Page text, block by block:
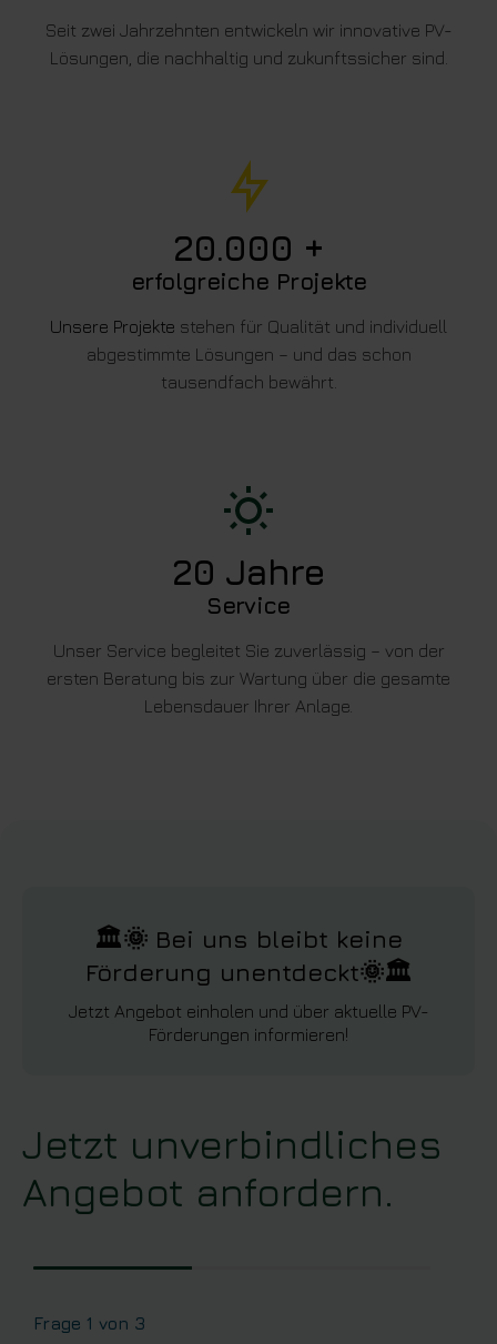
Seit zwei Jahrzehnten entwickeln wir innovative PV-
Lösungen, die nachhaltig und zukunftssicher sind.
20.000 +
erfolgreiche Projekte
Unsere Projekte stehen für Qualität und individuell
abgestimmte Lösungen – und das schon
tausendfach bewährt.
20 Jahre
Service
Unser Service begleitet Sie zuverlässig – von der
ersten Beratung bis zur Wartung über die gesamte
Lebensdauer Ihrer Anlage.